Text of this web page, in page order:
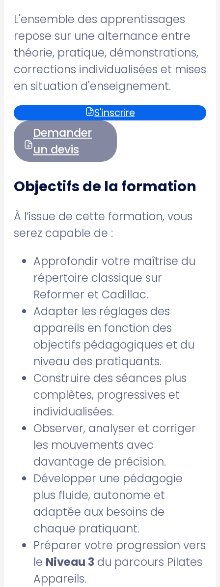
L'ensemble des apprentissages
repose sur une alternance entre
théorie, pratique, démonstrations,
corrections individualisées et mises
en situation d'enseignement.
S'inscrire
Demander
un devis
Objectifs de la formation
À l’issue de cette formation, vous
serez capable de :
Approfondir votre maîtrise du
répertoire classique sur
Reformer et Cadillac.
Adapter les réglages des
appareils en fonction des
objectifs pédagogiques et du
niveau des pratiquants.
Construire des séances plus
complètes, progressives et
individualisées.
Observer, analyser et corriger
les mouvements avec
davantage de précision.
Développer une pédagogie
plus fluide, autonome et
adaptée aux besoins de
chaque pratiquant.
Préparer votre progression vers
le Niveau 3 du parcours Pilates
Appareils.